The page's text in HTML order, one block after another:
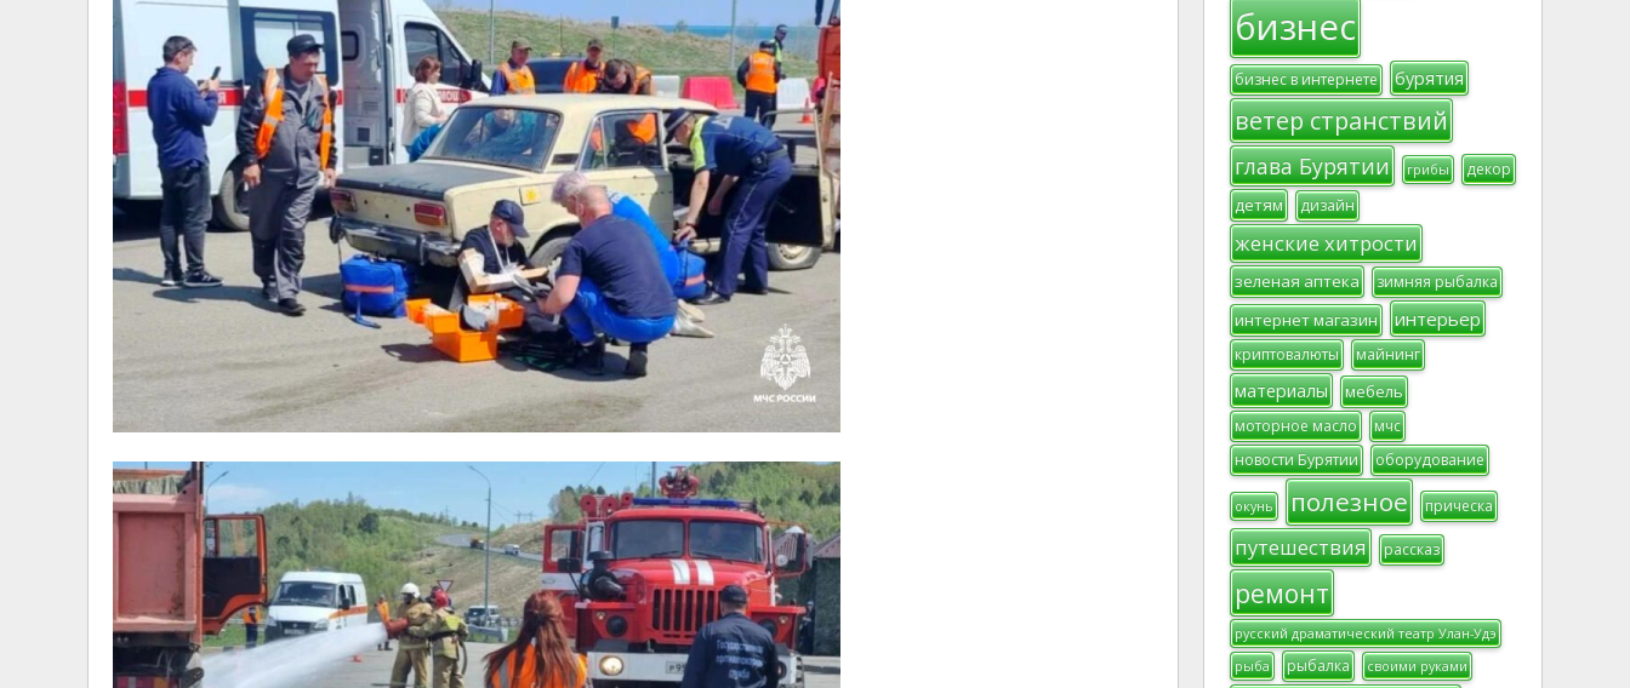
бизнес
бизнес в интернете бурятия
ветер странствий
глава Бурятии грибы декор
детям дизайн
женские хитрости
зеленая аптека зимняя рыбалка
интернет магазин интерьер
криптовалюты майнинг
материалы мебель
моторное масло
мчс
новости Бурятии
оборудование
окунь полезное прическа
путешествия рассказ
ремонт
русский драматический театр Улан-Удэ
рыба
рыбалка своими руками